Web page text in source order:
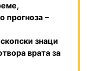
прогноза –
знаци
врата за